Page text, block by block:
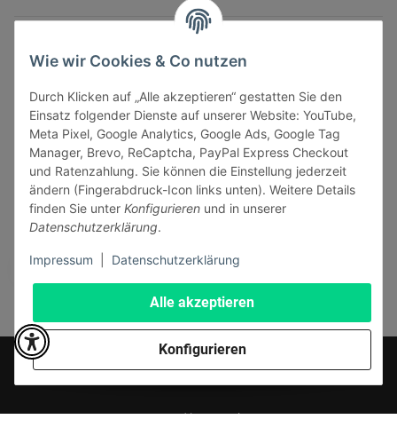
Alle akzeptieren
Konfigurieren
Wie wir Cookies & Co nutzen
Durch Klicken auf „Alle akzeptieren“ gestatten Sie den
Einsatz folgender Dienste auf unserer Website: YouTube,
Meta Pixel, Google Analytics, Google Ads, Google Tag
Manager, Brevo, ReCaptcha, PayPal Express Checkout
und Ratenzahlung. Sie können die Einstellung jederzeit
ändern (Fingerabdruck-Icon links unten). Weitere Details
finden Sie unter Konfigurieren und in unserer
Datenschutzerklärung.
Impressum Datenschutzerklärung
GESETZLICHE INFORMATIONEN
Vertrag widerrufen
Sicher bezahlen via:
* Alle Preise inkl. gesetzlicher USt., zzgl.
Powered byJTL-Shop